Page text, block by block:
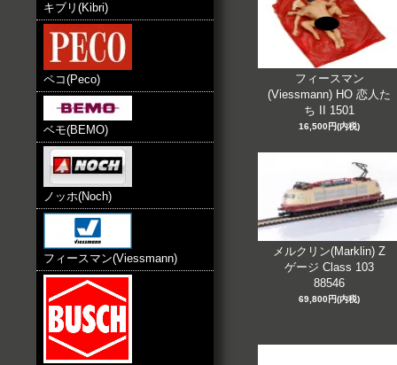
キブリ(Kibri)
ペコ(Peco)
ベモ(BEMO)
ノッホ(Noch)
フィースマン(Viessmann)
フィースマン
(Viessmann) HO 恋人た
ち II 1501
16,500円(内税)
メルクリン(Marklin) Z
ゲージ Class 103
88546
69,800円(内税)